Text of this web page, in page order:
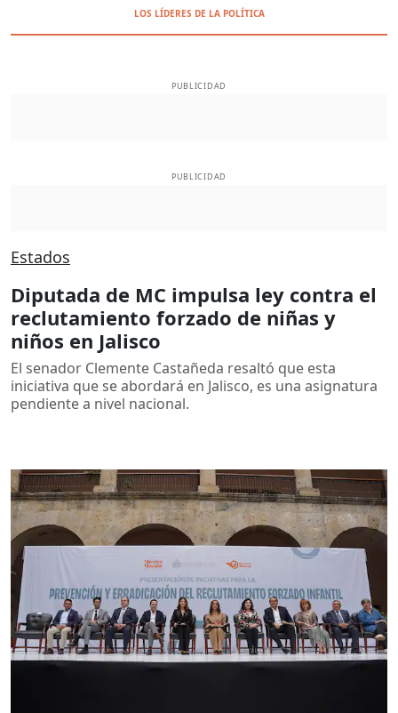
LOS LÍDERES DE LA POLÍTICA
PUBLICIDAD
PUBLICIDAD
Estados
Diputada de MC impulsa ley contra el
reclutamiento forzado de niñas y
niños en Jalisco
El senador Clemente Castañeda resaltó que esta
iniciativa que se abordará en Jalisco, es una asignatura
pendiente a nivel nacional.